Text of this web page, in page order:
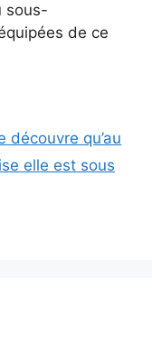
sous-
de ce
découvre qu’au
elle est sous